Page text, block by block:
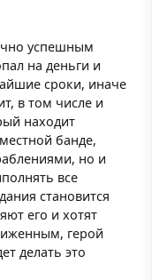
успешным
на деньги и
сроки, иначе
в том числе и
находит
банде,
но и
все
становится
его и хотят
герой
делать это